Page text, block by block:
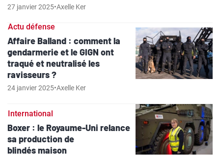
27 janvier 2025•Axelle Ker
Actu défense
Affaire Balland : comment la
gendarmerie et le GIGN ont
traqué et neutralisé les
ravisseurs ?
24 janvier 2025•Axelle Ker
International
Boxer : le Royaume-Uni relance
sa production de
blindés maison